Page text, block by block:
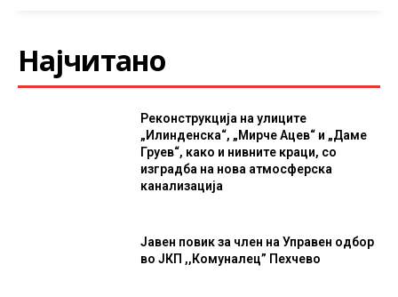
Најчитано
Реконструкција на улиците
„Илинденска“, „Мирче Ацев“ и „Даме
Груев“, како и нивните краци, со
изградба на нова атмосферска
канализација
Јавен повик за член на Управен одбор
во ЈКП ,,Комуналец” Пехчево